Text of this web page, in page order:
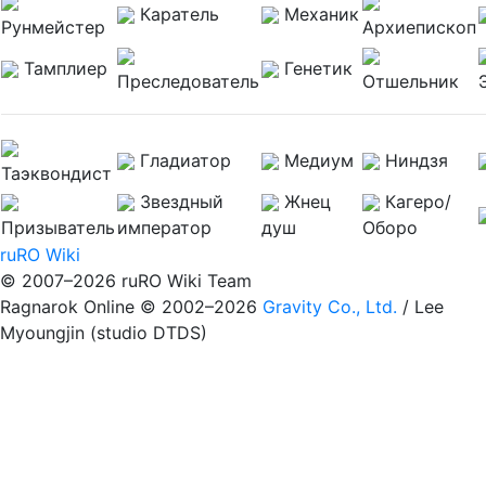
Рунмейстер
Каратель Механик
Архиепископ
Тамплиер
Преследователь
Генетик
Отшельник
Таэквондист
Гладиатор Медиум Ниндзя
Призыватель
Звездный
император
Жнец
душ
Кагеро/
Оборо
ruRO Wiki
© 2007–2026 ruRO Wiki Team
Ragnarok Online © 2002–2026 Gravity Co., Ltd. / Lee
Myoungjin (studio DTDS)